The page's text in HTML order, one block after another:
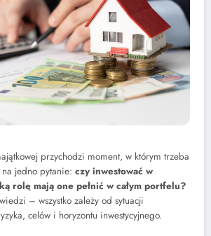
przychodzi moment, w którym trzeba
jedno pytanie: czy inwestować w
rolę mają one pełnić w całym portfelu?
– wszystko zależy od sytuacji
celów i horyzontu inwestycyjnego.